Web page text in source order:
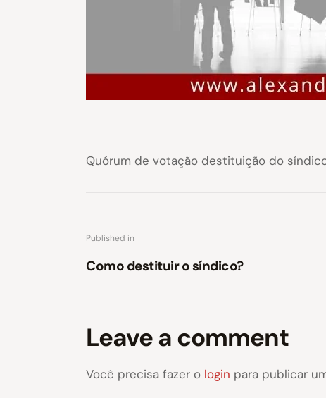
Quórum de votação destituição do
Published in
Como destituir o síndico?
Leave a comment
Você precisa fazer o login para publicar